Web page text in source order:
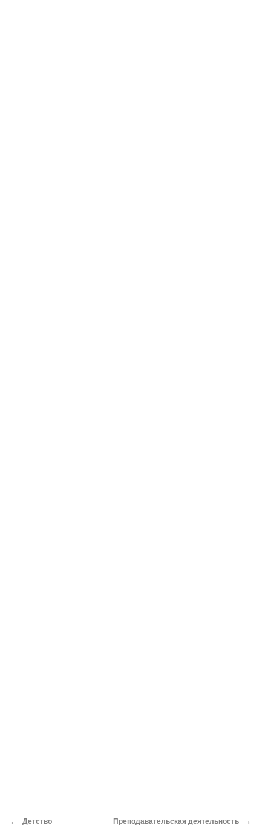
← Детство Преподавательская деятельность →